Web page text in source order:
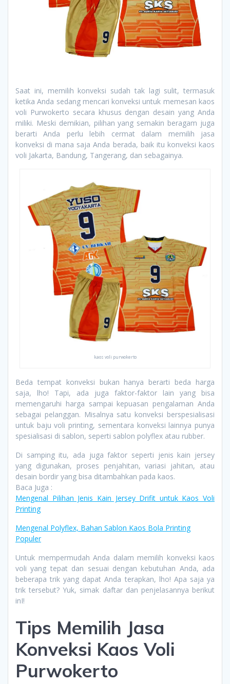
Saat ini, memilih konveksi sudah tak lagi sulit, termasuk
ketika Anda sedang mencari konveksi untuk memesan kaos
voli Purwokerto secara khusus dengan desain yang Anda
miliki. Meski demikian, pilihan yang semakin beragam juga
berarti Anda perlu lebih cermat dalam memilih jasa
konveksi di mana saja Anda berada, baik itu konveksi kaos
voli Jakarta, Bandung, Tangerang, dan sebagainya.
kaos voli purwokerto
Beda tempat konveksi bukan hanya berarti beda harga
saja, lho! Tapi, ada juga faktor-faktor lain yang bisa
memengaruhi harga sampai kepuasan pengalaman Anda
sebagai pelanggan. Misalnya satu konveksi berspesialisasi
untuk baju voli printing, sementara konveksi lainnya punya
spesialisasi di sablon, seperti sablon polyflex atau rubber.
Di samping itu, ada juga faktor seperti jenis kain jersey
yang digunakan, proses penjahitan, variasi jahitan, atau
desain bordir yang bisa ditambahkan pada kaos.
Baca Juga :
Mengenal Pilihan Jenis Kain Jersey Drifit untuk Kaos Voli
Printing
Mengenal Polyflex, Bahan Sablon Kaos Bola Printing
Populer
Untuk mempermudah Anda dalam memilih konveksi kaos
voli yang tepat dan sesuai dengan kebutuhan Anda, ada
beberapa trik yang dapat Anda terapkan, lho! Apa saja ya
trik tersebut? Yuk, simak daftar dan penjelasannya berikut
inI!
Tips Memilih Jasa
Konveksi Kaos Voli
Purwokerto